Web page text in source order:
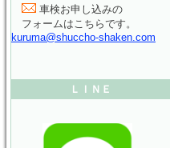
車検お申し込みの
フォームはこちらです。
kuruma@shuccho-shaken.com
ＬＩＮＥ